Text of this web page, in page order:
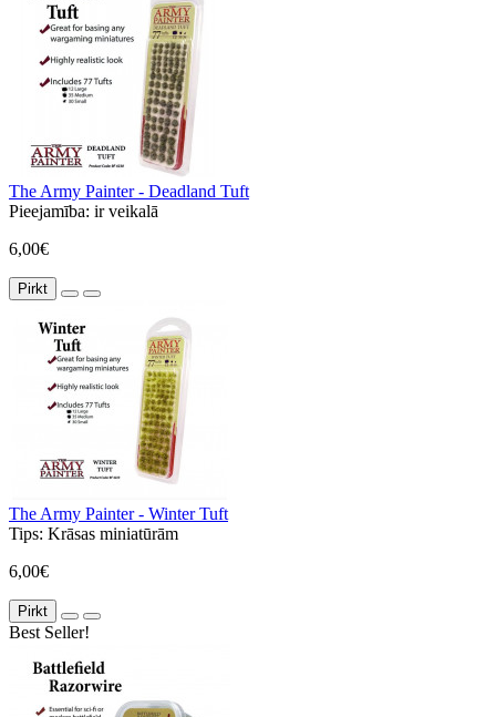
The Army Painter - Deadland Tuft
Pieejamība: ir veikalā
6,00€
Pirkt
The Army Painter - Winter Tuft
Tips: Krāsas miniatūrām
6,00€
Pirkt
Best Seller!